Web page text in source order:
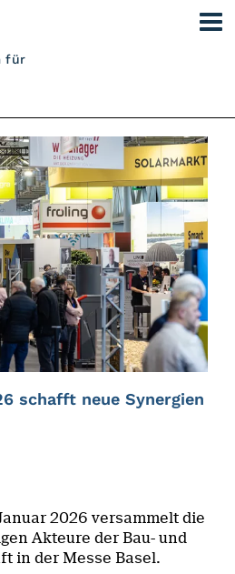
für
schafft neue Synergien
2026 versammelt die
Akteure der Bau- und
in der Messe Basel.